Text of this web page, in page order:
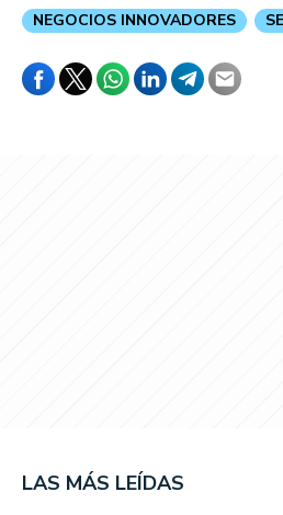
NEGOCIOS INNOVADORES
LAS MÁS LEÍDAS